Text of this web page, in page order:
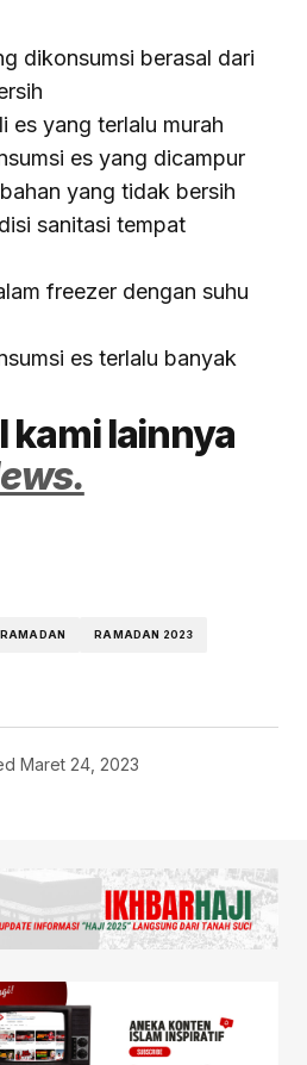
dikonsumsi berasal dari
es yang terlalu murah
es yang dicampur
yang tidak bersih
sanitasi tempat
freezer dengan suhu
es terlalu banyak
kami lainnya
RAMADAN RAMADAN 2023
Maret 24, 2023